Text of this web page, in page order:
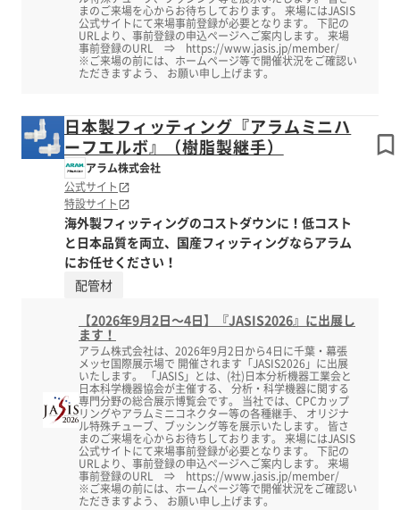
まのご来場を心からお待ちしております。 来場にはJASIS
公式サイトにて来場事前登録が必要となります。 下記の
URLより、事前登録の申込ページへご案内します。 来場
事前登録のURL ⇒ https://www.jasis.jp/member/
※ご来場の前には、ホームページ等で開催状況をご確認い
ただきますよう、 お願い申し上げます。
日本製フィッティング『アラムミニハ
ーフエルボ』（樹脂製継手）
アラム株式会社
公式サイト
特設サイト
海外製フィッティングのコストダウンに！低コスト
と日本品質を両立、国産フィッティングならアラム
にお任せください！
配管材
【2026年9月2日～4日】『JASIS2026』に出展し
ます！
アラム株式会社は、2026年9月2日から4日に千葉・幕張
メッセ国際展示場で 開催されます「JASIS2026」に出展
いたします。 「JASIS」とは、(社)日本分析機器工業会と
日本科学機器協会が主催する、 分析・科学機器に関する
専門分野の総合展示博覧会です。 当社では、CPCカップ
リングやアラムミニコネクター等の各種継手、 オリジナ
ル特殊チューブ、ブッシング等を展示いたします。 皆さ
まのご来場を心からお待ちしております。 来場にはJASIS
公式サイトにて来場事前登録が必要となります。 下記の
URLより、事前登録の申込ページへご案内します。 来場
事前登録のURL ⇒ https://www.jasis.jp/member/
※ご来場の前には、ホームページ等で開催状況をご確認い
ただきますよう、 お願い申し上げます。